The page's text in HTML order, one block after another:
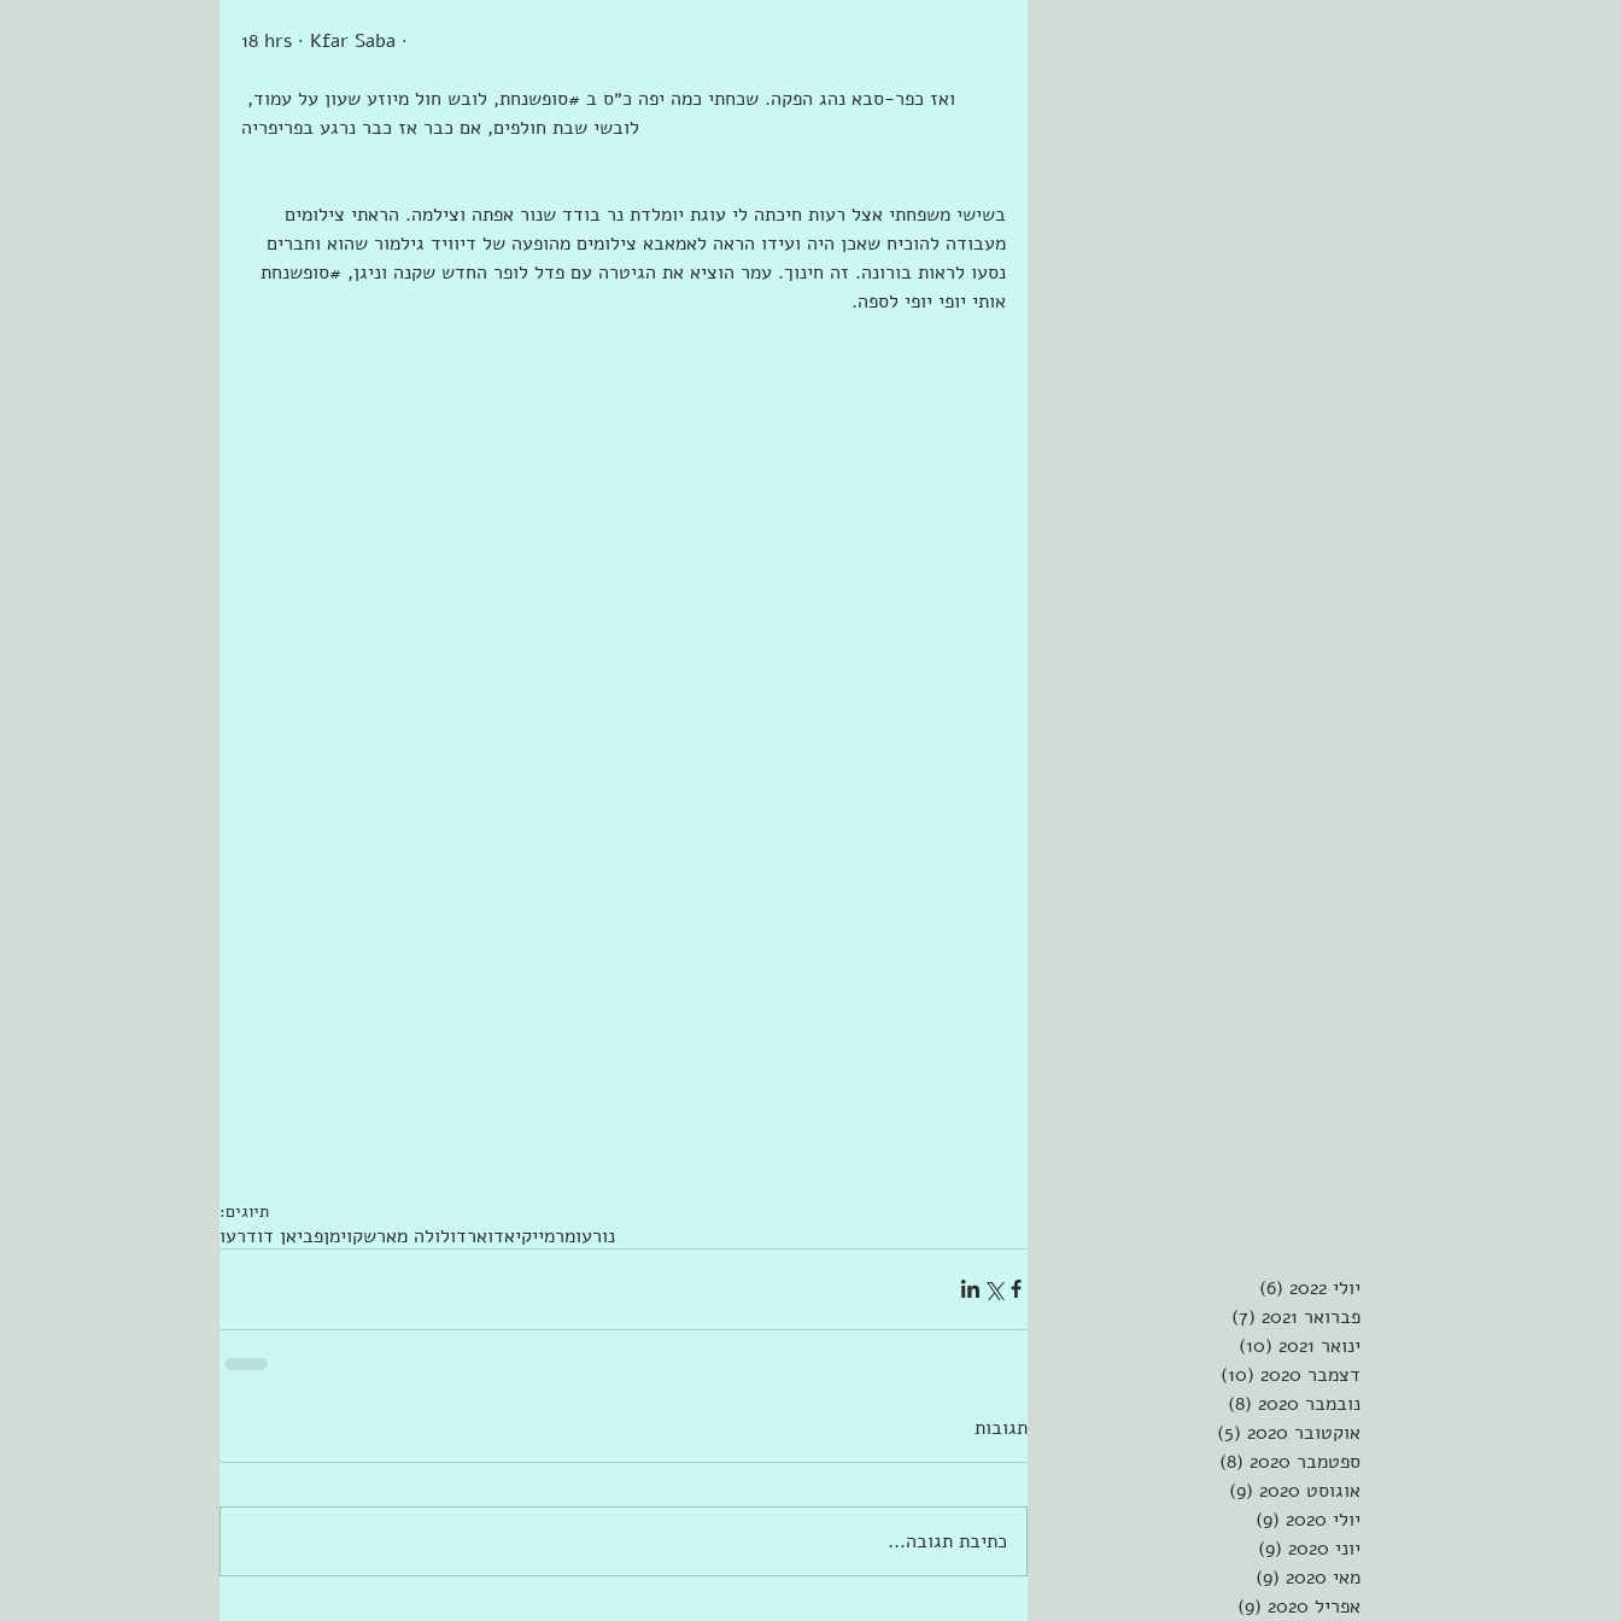
18 hrs · Kfar Saba ·
ואז כפר-סבא נהג הפקה. שכחתי כמה יפה כ״ס ב ‫#‏סופשנחת‬, לובש חול מיוזע שעון על עמוד,
לובשי שבת חולפים, אם כבר אז כבר נרגע בפריפריה
בשישי משפחתי אצל רעות חיכתה לי עוגת יומלדת נר בודד שנור אפתה וצילמה. הראתי צילומים
מעבודה להוכיח שאכן היה ועידו הראה לאמאבא צילומים מהופעה של דיוויד גילמור שהוא וחברים
נסעו לראות בורונה. זה חינוך. עמר הוציא את הגיטרה עם פדל לופר החדש שקנה וניגן, ‫#‏סופשנחת‬
אותי יופי יופי לספה.
תיוגים:
נורעומרמייקיאדוארדולולה מארשקוימןפביאן דודרעו
תגובות
כתיבת תגובה...
יולי 2022 (6)
פברואר 2021
(7)
ינואר 2021
(10)
דצמבר 2020
(10)
נובמבר 2020
(8)
אוקטובר 2020
(5)
ספטמבר 2020
(8)
אוגוסט 2020
(9)
יולי 2020
(9)
יוני 2020
(9)
מאי 2020
(9)
אפריל 2020
(9)